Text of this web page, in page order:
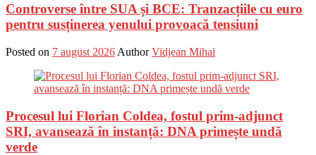
Controverse între SUA și BCE: Tranzacțiile cu euro
pentru susținerea yenului provoacă tensiuni
Posted on 7 august 2026 Author Vidjean Mihai
Procesul lui Florian Coldea, fostul prim-adjunct
SRI, avansează în instanță: DNA primește undă
verde